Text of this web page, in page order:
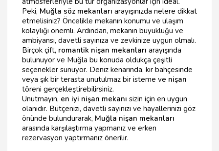
Peki, Muğla söz mekanları arayışınızda nelere dikkat
etmelisiniz? Öncelikle mekanın konumu ve ulaşım
kolaylığı önemli. Ardından, mekanın büyüklüğü ve
ambiyansı, davetli sayınıza ve zevkinize uygun olmalı.
Birçok çift, romantik nişan mekanları arayışında
bulunuyor ve Muğla bu konuda oldukça çeşitli
seçenekler sunuyor. Deniz kenarında, kır bahçesinde
veya şık bir terasta unutulmaz bir isteme ve nişan
töreni gerçekleştirebilirsiniz.
Unutmayın, en iyi nişan mekanı sizin için en uygun
olanıdır. Bütçenizi, davetli sayınızı ve hayallerinizi göz
önünde bulundurarak, Muğla nişan mekanları
arasında karşılaştırma yapmanız ve erken
rezervasyon yaptırmanız önerilir.